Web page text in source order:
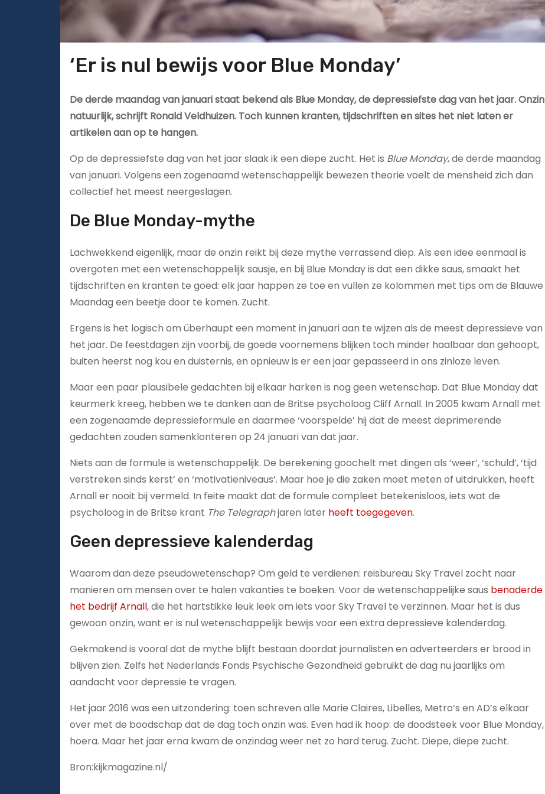
‘Er is nul bewijs voor Blue Monday’
De derde maandag van januari staat bekend als Blue Monday, de depressiefste dag van het jaar. Onzin
natuurlijk, schrijft Ronald Veldhuizen. Toch kunnen kranten, tijdschriften en sites het niet laten er
artikelen aan op te hangen.
Op de depressiefste dag van het jaar slaak ik een diepe zucht. Het is Blue Monday, de derde maandag
van januari. Volgens een zogenaamd wetenschappelijk bewezen theorie voelt de mensheid zich dan
collectief het meest neergeslagen.
De Blue Monday-mythe
Lachwekkend eigenlijk, maar de onzin reikt bij deze mythe verrassend diep. Als een idee eenmaal is
overgoten met een wetenschappelijk sausje, en bij Blue Monday is dat een dikke saus, smaakt het
tijdschriften en kranten te goed: elk jaar happen ze toe en vullen ze kolommen met tips om de Blauwe
Maandag een beetje door te komen. Zucht.
Ergens is het logisch om überhaupt een moment in januari aan te wijzen als de meest depressieve van
het jaar. De feestdagen zijn voorbij, de goede voornemens blijken toch minder haalbaar dan gehoopt,
buiten heerst nog kou en duisternis, en opnieuw is er een jaar gepasseerd in ons zinloze leven.
Maar een paar plausibele gedachten bij elkaar harken is nog geen wetenschap. Dat Blue Monday dat
keurmerk kreeg, hebben we te danken aan de Britse psycholoog Cliff Arnall. In 2005 kwam Arnall met
een zogenaamde depressieformule en daarmee ‘voorspelde’ hij dat de meest deprimerende
gedachten zouden samenklonteren op 24 januari van dat jaar.
Niets aan de formule is wetenschappelijk. De berekening goochelt met dingen als ‘weer’, ‘schuld’, ‘tijd
verstreken sinds kerst’ en ‘motivatieniveaus’. Maar hoe je die zaken moet meten of uitdrukken, heeft
Arnall er nooit bij vermeld. In feite maakt dat de formule compleet betekenisloos, iets wat de
psycholoog in de Britse krant The Telegraphjaren later heeft toegegeven.
Geen depressieve kalenderdag
Waarom dan deze pseudowetenschap? Om geld te verdienen: reisbureau Sky Travel zocht naar
manieren om mensen over te halen vakanties te boeken. Voor de wetenschappelijke saus benaderde
het bedrijf Arnall, die het hartstikke leuk leek om iets voor Sky Travel te verzinnen. Maar het is dus
gewoon onzin, want er is nul wetenschappelijk bewijs voor een extra depressieve kalenderdag.
Gekmakend is vooral dat de mythe blijft bestaan doordat journalisten en adverteerders er brood in
blijven zien. Zelfs het Nederlands Fonds Psychische Gezondheid gebruikt de dag nu jaarlijks om
aandacht voor depressie te vragen.
Het jaar 2016 was een uitzondering: toen schreven alle Marie Claires, Libelles, Metro’s en AD’s elkaar
over met de boodschap dat de dag toch onzin was. Even had ik hoop: de doodsteek voor Blue Monday,
hoera. Maar het jaar erna kwam de onzindag weer net zo hard terug. Zucht. Diepe, diepe zucht.
Bron:kijkmagazine.nl/